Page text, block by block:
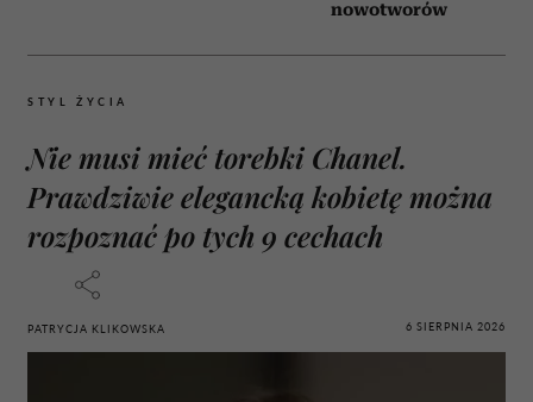
nowotworów
STYL ŻYCIA
Nie musi mieć torebki Chanel.
Prawdziwie elegancką kobietę można
rozpoznać po tych 9 cechach
PATRYCJA KLIKOWSKA 6 SIERPNIA 2026